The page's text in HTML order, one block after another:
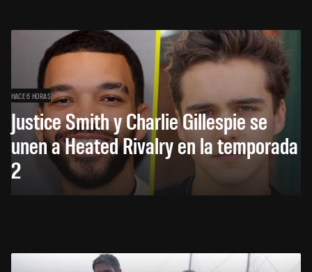
HACE 6 HORAS
Justice Smith y Charlie Gillespie se
unen a Heated Rivalry en la temporada
2